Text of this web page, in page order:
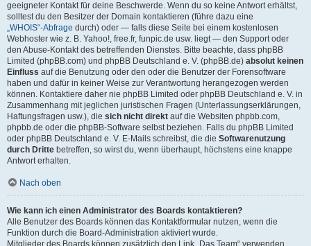
geeigneter Kontakt für deine Beschwerde. Wenn du so keine Antwort erhältst,
solltest du den Besitzer der Domain kontaktieren (führe dazu eine
„WHOIS“-Abfrage durch) oder — falls diese Seite bei einem kostenlosen
Webhoster wie z. B. Yahoo!, free.fr, funpic.de usw. liegt — den Support oder
den Abuse-Kontakt des betreffenden Dienstes. Bitte beachte, dass phpBB
Limited (phpBB.com) und phpBB Deutschland e. V. (phpBB.de) absolut keinen
Einfluss auf die Benutzung oder den oder die Benutzer der Forensoftware
haben und dafür in keiner Weise zur Verantwortung herangezogen werden
können. Kontaktiere daher nie phpBB Limited oder phpBB Deutschland e. V. in
Zusammenhang mit jeglichen juristischen Fragen (Unterlassungserklärungen,
Haftungsfragen usw.), die sich nicht direkt auf die Websiten phpbb.com,
phpbb.de oder die phpBB-Software selbst beziehen. Falls du phpBB Limited
oder phpBB Deutschland e. V. E-Mails schreibst, die die Softwarenutzung
durch Dritte betreffen, so wirst du, wenn überhaupt, höchstens eine knappe
Antwort erhalten.
Nach oben
Wie kann ich einen Administrator des Boards kontaktieren?
Alle Benutzer des Boards können das Kontaktformular nutzen, wenn die
Funktion durch die Board-Administration aktiviert wurde.
Mitglieder des Boards können zusätzlich den Link „Das Team“ verwenden.